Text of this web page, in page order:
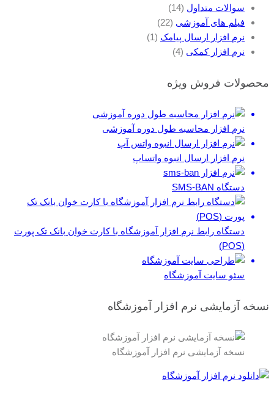
سوالات متداول (14)
فیلم های آموزشی (22)
نرم افزار ارسال پیامک (1)
نرم افزار کمکی (4)
محصولات فروش ویژه
نرم افزار محاسبه طول دوره آموزشی
نرم افزار ارسال انبوه واتساپ
دستگاه SMS-BAN
دستگاه رابط نرم افزار آموزشگاه با کارت خوان بانک تک پورت
(POS)
سئو سایت آموزشگاه
نسخه آزمایشی نرم افزار آموزشگاه
نسخه آزمایشی نرم افزار آموزشگاه